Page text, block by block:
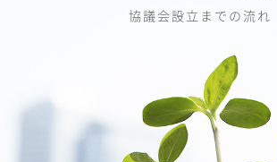
協議会設立までの流れ